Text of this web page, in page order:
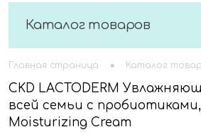
Каталог товаров
Главная страница • Каталог
CKD LACTODERM
всей семьи с
Moisturizing Cream